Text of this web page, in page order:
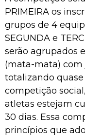
PRIMEIRA os
grupos de 4
SEGUNDA e
serão agrupados
(mata-mata) com
totalizando quase
competição
atletas estejam
30 dias. Essa
princípios que